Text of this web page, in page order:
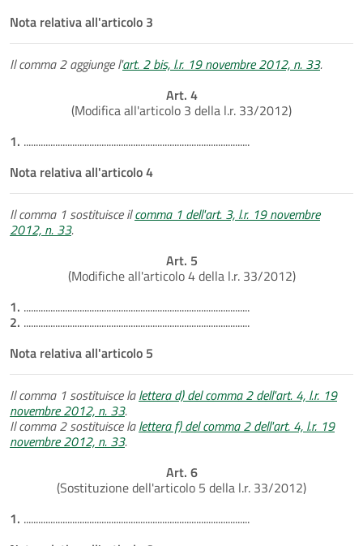
Nota relativa all'articolo 3
Il comma 2 aggiunge l'art. 2 bis, l.r. 19 novembre 2012, n. 33.
Art. 4
(Modifica all'articolo 3 della l.r. 33/2012)
1. .............................................................................................
Nota relativa all'articolo 4
Il comma 1 sostituisce ilcomma 1 dell'art. 3, l.r. 19 novembre
2012, n. 33.
Art. 5
(Modifiche all'articolo 4 della l.r. 33/2012)
1. .............................................................................................
2. .............................................................................................
Nota relativa all'articolo 5
Il comma 1 sostituisce lalettera d) del comma 2 dell'art. 4, l.r. 19
novembre 2012, n. 33.
Il comma 2 sostituisce lalettera f) del comma 2 dell'art. 4, l.r. 19
novembre 2012, n. 33.
Art. 6
(Sostituzione dell'articolo 5 della l.r. 33/2012)
1. .............................................................................................